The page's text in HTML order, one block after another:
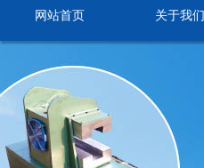
网站首页 关于我们